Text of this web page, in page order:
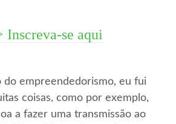
Inscreva-se aqui
do empreendedorismo, eu fui
coisas, como por exemplo,
a fazer uma transmissão ao